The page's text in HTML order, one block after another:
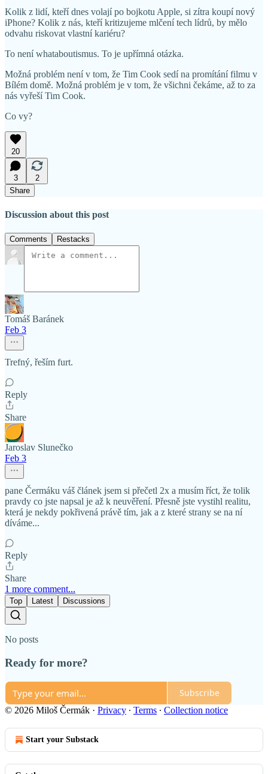
Kolik z lidí, kteří dnes volají po bojkotu Apple, si zítra koupí nový
iPhone? Kolik z nás, kteří kritizujeme mlčení tech lídrů, by mělo
odvahu riskovat vlastní kariéru?
To není whataboutismus. To je upřímná otázka.
Možná problém není v tom, že Tim Cook sedí na promítání filmu v
Bílém domě. Možná problém je v tom, že všichni čekáme, až to za
nás vyřeší Tim Cook.
Co vy?
20
3
2
Share
Discussion about this post
Comments Restacks
Tomáš Baránek
Feb 3
Trefný, řeším furt.
Reply
Share
Jaroslav Slunečko
Feb 3
pane Čermáku váš článek jsem si přečetl 2x a musím říct, že tolik
pravdy co jste napsal je až k neuvěření. Přesně jste vystihl realitu,
která je nekdy pokřivená právě tím, jak a z které strany se na ní
díváme...
Reply
Share
1 more comment...
Top Latest Discussions
No posts
Ready for more?
Subscribe
© 2026 Miloš Čermák · Privacy ∙ Terms ∙ Collection notice
Start your Substack